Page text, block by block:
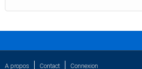
A propos Contact Connexion